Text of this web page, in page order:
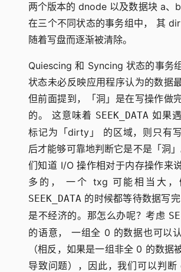
两个版本的 dnode 以及数据块 a、
在三个不同状态的事务组中， 其
随着写盘而逐渐被清除。
Quiescing 和 Syncing 状态的事务
状态未必反映应用程序认为的数据最
但前面提到，「洞」是在写操作做
的。 这意味着 SEEK_DATA 如果
标记为「dirty」 的区域，则只有
后才能够可靠地判断它是不是「洞
们知道 I/O 操作相对于内存操作来
多的， 一个 txg 可能相当大，
SEEK_DATA 的时候都等待数据写
是不经济的。那怎么办呢？考虑
的语意， 一组全 0 的数据也可以
（相反，如果是一组非全 0 的数据
导致问题），因此，我们可以判断